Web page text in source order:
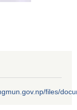
files/